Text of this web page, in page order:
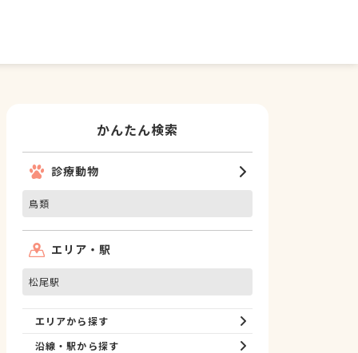
かんたん検索
診療動物
鳥類
エリア・駅
松尾駅
エリアから探す
沿線・駅から探す